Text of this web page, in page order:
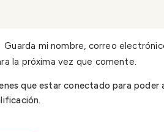
Guarda mi nombre, correo
la próxima vez que comente.
que estar conectado para